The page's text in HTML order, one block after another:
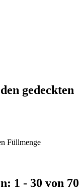
gedeckten
Füllmenge
1 - 30 von 70